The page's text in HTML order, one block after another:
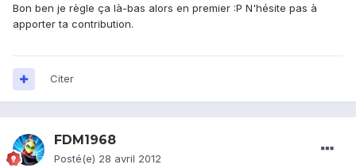
Bon ben je règle ça là-bas alors en premier :P N'hésite pas à
apporter ta contribution.
Citer
FDM1968
Posté(e) 28 avril 2012